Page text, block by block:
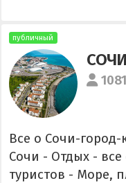
публичный
Все о Сочи-
Сочи - Отдых - все
туристов - Море,